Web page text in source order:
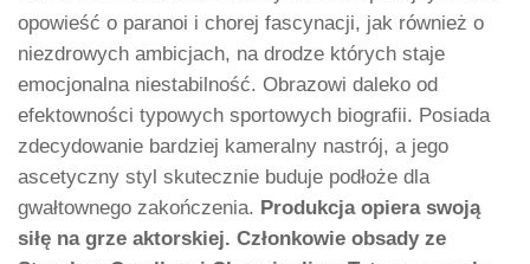
opowieść o paranoi i chorej fascynacji, jak również o
niezdrowych ambicjach, na drodze których staje
emocjonalna niestabilność. Obrazowi daleko od
efektowności typowych sportowych biografii. Posiada
zdecydowanie bardziej kameralny nastrój, a jego
ascetyczny styl skutecznie buduje podłoże dla
gwałtownego zakończenia. Produkcja opiera swoją
siłę na grze aktorskiej. Członkowie obsady ze